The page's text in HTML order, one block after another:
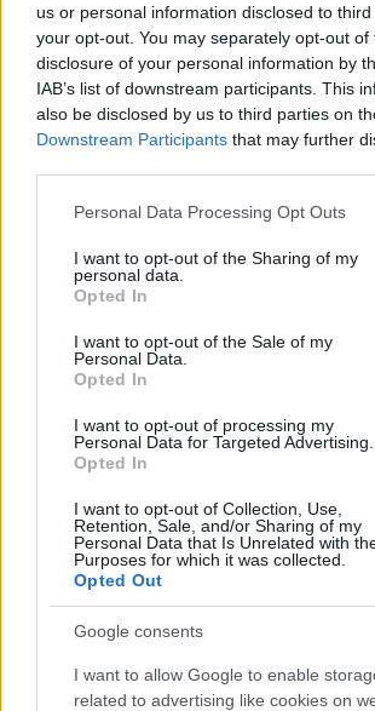
us or personal information disclosed to
your opt-out. You may separately opt-out of
disclosure of your personal information by
IAB’s list of downstream participants. This
also be disclosed by us to third parties on
Downstream Participants that may further
Please note that this website/app uses one
not limited to your visit or usage behaviour.
grant or deny consent to Google and its
use your data for below specified purposes
consent section.
Personal Data Processing Opt Outs
I want to opt-out of the Sharing of my
personal data.
Opted In
I want to opt-out of the Sale of my
Personal Data.
Opted In
I want to opt-out of processing my
Personal Data for Targeted Advertising.
Opted In
I want to opt-out of Collection, Use,
Retention, Sale, and/or Sharing of my
Personal Data that Is Unrelated with
Purposes for which it was collected.
Opted Out
Google consents
I want to allow Google to enable
related to advertising like cookies on
Január 1-én ünnepeltük
200. évfordulóját. Egy kedves
pikírten azt mondta nemrég, hogy